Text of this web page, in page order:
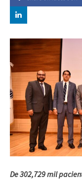
De 302,729 mil